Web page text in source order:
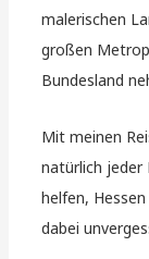
malerischen
großen
Bundesland
Mit meinen
natürlich jeder
helfen,
dabei